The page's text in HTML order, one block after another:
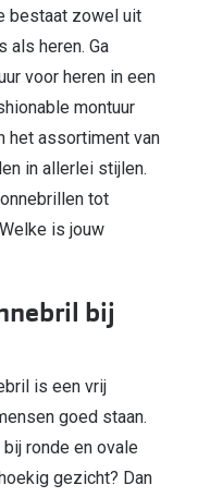
bestaat zowel uit
als heren. Ga
voor heren in een
montuur
het assortiment van
in allerlei stijlen.
tot
is jouw
bij
is een vrij
goed staan.
ronde en ovale
gezicht? Dan